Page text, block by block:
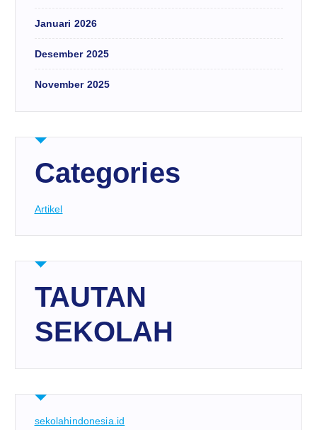
Januari 2026
Desember 2025
November 2025
Categories
Artikel
TAUTAN
SEKOLAH
sekolahindonesia.id